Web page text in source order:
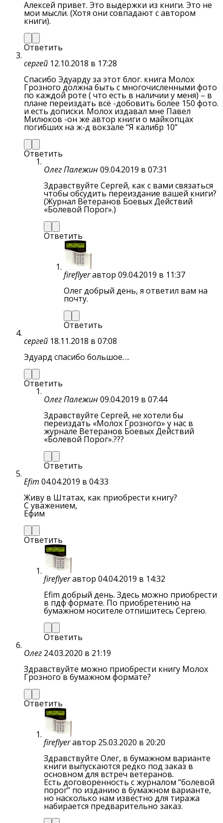
Алексей привет. Это выдержки из книги. Это не
мои мысли. (Хотя они совпадают с автором
книги).
Ответить
сергей 12.10.2018 в 17:28
Спасибо Эдуарду за этот блог. книга Молох
Грозного должна быть с многочисленными фото
по каждой роте ( что есть в наличии у меня) – в
плане переиздать всё -добовить более 150 фото.
и есть дописки. Молох издавал мне Павел
Милюков -он же автор книги о майкопцах
погибших на ж-д вокзале “Я калибр 10”
Ответить
Олег Палежин 09.04.2019 в 07:31
Здравствуйте Сергей, как с вами связаться
чтобы обсудить переиздание вашей книги?
(Журнал Ветеранов Боевых Действий
«Болевой Порог».)
Ответить
fireflyerавтор 09.04.2019 в 11:37
Олег добрый день, я ответил вам на
почту.
Ответить
сергей 18.11.2018 в 07:08
Эдуард спасибо большое….
Ответить
Олег Палежин 09.04.2019 в 07:44
Здравствуйте Сергей, не хотели бы
переиздать «Молох Грозного» у нас в
журнале Ветеранов Боевых Действий
«Болевой Порог».???
Ответить
Efim 04.04.2019 в 04:33
Живу в Штатах, как приобрести книгу?
С уважением,
Ефим
Ответить
fireflyerавтор 04.04.2019 в 14:32
Efim добрый день. Здесь можно приобрести
в пдф формате. По приобретению на
бумажном носителе отпишитесь Сергею.
Ответить
Олег 24.03.2020 в 21:19
Здравствуйте можно приобрести книгу Молох
Грозного в бумажном формате?
Ответить
fireflyerавтор 25.03.2020 в 20:20
Здравствуйте Олег, в бумажном варианте
книги выпускаются редко под заказ в
основном для встреч ветеранов.
Есть договоренность с журналом “болевой
порог” по изданию в бумажном варианте,
но насколько нам известно для тиража
набирается предварительно заказ.